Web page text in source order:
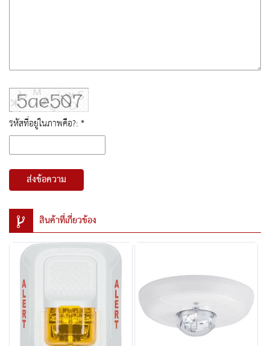
รหัสที่อยู่ในภาพคือ?: *
ส่งข้อความ
สินค้าที่เกี่ยวข้อง